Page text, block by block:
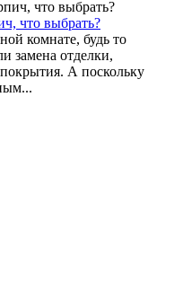
что выбрать?
комнате, будь то
замена отделки,
А поскольку